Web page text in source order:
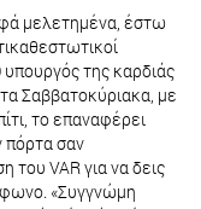
μελετημένα, έστω
της καρδιάς
Σαββατοκύριακα, με
το επαναφέρει
πόρτα σαν
του VAR για να δεις
«Συγγνώμη